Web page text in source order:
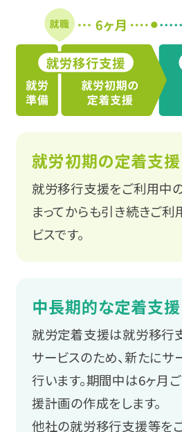
内部障害
企業インタビュー
合理的配慮とは
滋賀
中国・四国
広島
山口
香川
九州・沖縄
福岡
宮崎
九州・沖縄
就労初期の定着支援
就労移行支援をご利用中
まってからも引き続きご
ビスです。
中長期的な定着支援
就労定着支援は就労移行
サービスのため、新たに
行います。期間中は6ヶ月
援計画の作成をします。
他社の就労移行支援等を